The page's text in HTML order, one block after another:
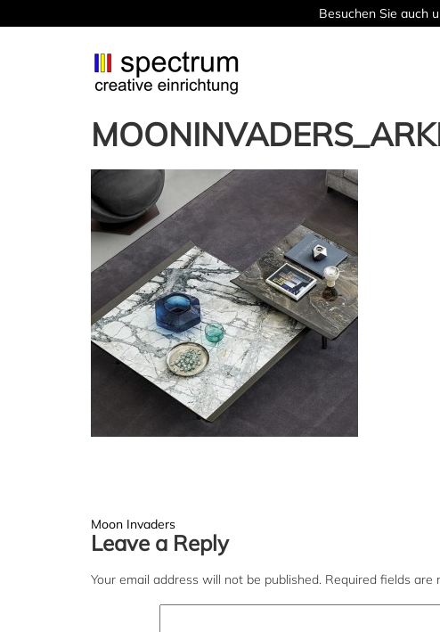
Besuchen Sie auch
Post
navigation
Moon Invaders
Leave a Reply
Your email address will not be published. Required fields are